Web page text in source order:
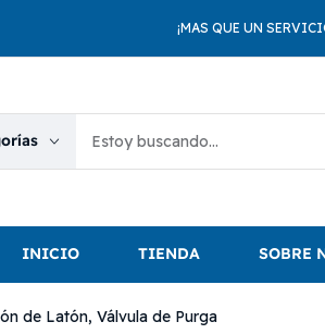
¡MAS QUE UN
INICIO TIENDA SOBRE
de Latón, Válvula de Purga